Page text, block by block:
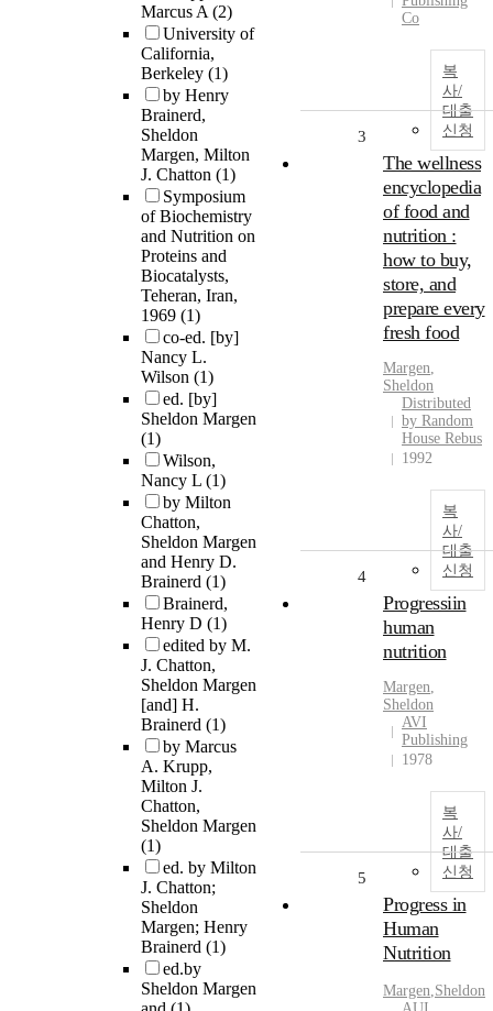
Marcus A(2)
University of
California,
Berkeley (1)
by Henry
Brainerd,
Sheldon
Margen, Milton
J. Chatton (1)
Symposium
of Biochemistry
and Nutrition on
Proteins and
Biocatalysts,
Teheran, Iran,
1969 (1)
co-ed. [by]
Nancy L.
Wilson (1)
ed. [by]
Sheldon Margen
(1)
Wilson,
Nancy L (1)
by Milton
Chatton,
Sheldon Margen
and Henry D.
Brainerd (1)
Brainerd,
Henry D (1)
edited by M.
J. Chatton,
Sheldon Margen
[and] H.
Brainerd (1)
by Marcus
A. Krupp,
Milton J.
Chatton,
Sheldon Margen
(1)
ed. by Milton
J. Chatton;
Sheldon
Margen; Henry
Brainerd (1)
ed.by
Sheldon Margen
Co
복
사/
대출
신청
3
The wellness
encyclopedia
of food and
nutrition :
how to buy,
store, and
prepare every
fresh food
Margen,
Sheldon
Distributed
by Random
House Rebus
1992
복
사/
대출
신청
4
Progressiin
human
nutrition
Margen,
Sheldon
AVI
Publishing
1978
복
사/
대출
신청
5
Progress in
Human
Nutrition
Margen,Sheldon